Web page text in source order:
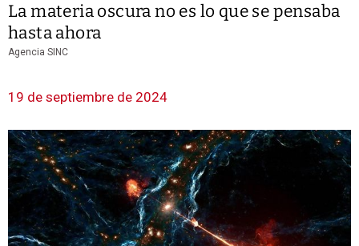
La materia oscura no es lo que se pensaba
hasta ahora
Agencia SINC
19 de septiembre de 2024